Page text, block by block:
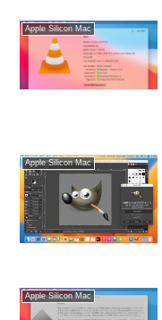
Apple Silicon Mac
Apple Silicon Mac
Apple Silicon Mac